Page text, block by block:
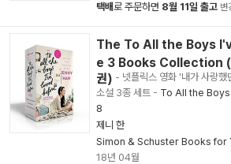
택배로 주문하면 8월 11일 출고 변
The To All the Boys
e 3 Books Collection
권) - 넷플릭스 영화 '내가 사랑했
소설 3종 세트 - To All the
8
제니 한
Simon & Schuster Books for
18년 04월